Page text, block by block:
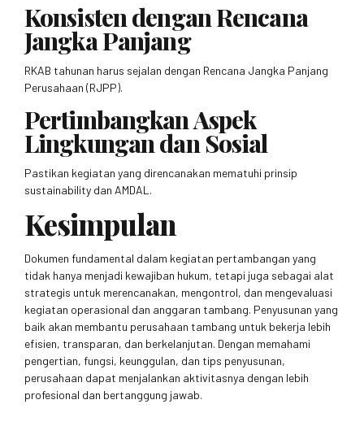
Konsisten dengan Rencana
Jangka Panjang
RKAB tahunan harus sejalan dengan Rencana Jangka Panjang
Perusahaan (RJPP).
Pertimbangkan Aspek
Lingkungan dan Sosial
Pastikan kegiatan yang direncanakan mematuhi prinsip
sustainability dan AMDAL.
Kesimpulan
Dokumen fundamental dalam kegiatan pertambangan yang
tidak hanya menjadi kewajiban hukum, tetapi juga sebagai alat
strategis untuk merencanakan, mengontrol, dan mengevaluasi
kegiatan operasional dan anggaran tambang. Penyusunan yang
baik akan membantu perusahaan tambang untuk bekerja lebih
efisien, transparan, dan berkelanjutan. Dengan memahami
pengertian, fungsi, keunggulan, dan tips penyusunan,
perusahaan dapat menjalankan aktivitasnya dengan lebih
profesional dan bertanggung jawab.